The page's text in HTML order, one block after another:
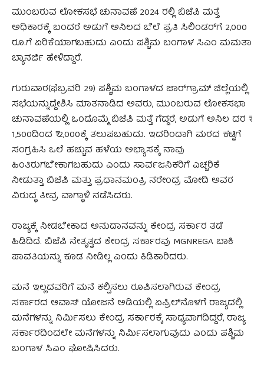
ಮುಂಬರುವ ಲೋಕಸಭೆ ಚುನಾವಣೆ 2024 ರಲ್ಲಿ ಬಿಜೆಪಿ ಮತ್ತೆ
ಅಧಿಕಾರಕ್ಕೆ ಬಂದರೆ ಅಡುಗೆ ಅನಿಲದ ಬೆಲೆ ಪ್ರತಿ ಸಿಲಿಂಡರ್‌ಗೆ 2,000
ರೂ.ಗೆ ಏರಿಕೆಯಾಗಬಹುದು ಎಂದು ಪಶ್ಚಿಮ ಬಂಗಾಳ ಸಿಎಂ ಮಮತಾ
ಬ್ಯಾನರ್ಜಿ ಹೇಳಿದ್ದಾರೆ.
ಗುರುವಾರ(ಫೆಬ್ರವರಿ 29) ಪಶ್ಚಿಮ ಬಂಗಾಳದ ಜಾರ್‌ಗ್ರಾಮ್ ಜಿಲ್ಲೆಯಲ್ಲಿ
ಸಭೆಯನ್ನುದ್ದೇಶಿಸಿ ಮಾತನಾಡಿದ ಅವರು, ಮುಂಬರುವ ಲೋಕಸಭಾ
ಚುನಾವಣೆಯಲ್ಲಿ ಒಂದೊಮ್ಮೆ ಬಿಜೆಪಿ ಮತ್ತೆ ಗೆದ್ದರೆ, ಅಡುಗೆ ಅನಿಲ ದರ ₹
1,500ದಿಂದ ₹ 2,000ಕ್ಕೆ ತಲುಪಬಹುದು. ಇದರಿಂದಾಗಿ ಮರದ ಕಟ್ಟಿಗೆ
ಸಂಗ್ರಹಿಸಿ ಒಲೆ ಹಚ್ಚುವ ಹಳೆಯ ಅಭ್ಯಾಸಕ್ಕೆ ನಾವು
ಹಿಂತಿರುಗಬೇಕಾಗಬಹುದು ಎಂದು ಸಾರ್ವಜನಿಕರಿಗೆ ಎಚ್ಚರಿಕೆ
ನೀಡುತ್ತಾ ಬಿಜೆಪಿ ಮತ್ತು ಪ್ರಧಾನಮಂತ್ರಿ ನರೇಂದ್ರ ಮೋದಿ ಅವರ
ವಿರುದ್ಧ ತೀವ್ರ ವಾಗ್ಧಾಳಿ ನಡೆಸಿದರು.
ರಾಜ್ಯಕ್ಕೆ ನೀಡಬೇಕಾದ ಅನುದಾನವನ್ನು ಕೇಂದ್ರ ಸರ್ಕಾರ ತಡೆ
ಹಿಡಿದಿದೆ. ಬಿಜೆಪಿ ನೇತೃತ್ವದ ಕೇಂದ್ರ ಸರ್ಕಾರವು MGNREGA ಬಾಕಿ
ಪಾವತಿಯನ್ನು ಕೂಡ ನೀಡಿಲ್ಲ ಎಂದು ಕಿಡಿಕಾರಿದರು.
ಮನೆ ಇಲ್ಲದವರಿಗೆ ಮನೆ ಕಲ್ಪಿಸಲು ರೂಪಿಸಲಾಗಿರುವ ಕೇಂದ್ರ
ಸರ್ಕಾರದ ಆವಾಸ್ ಯೋಜನೆ ಅಡಿಯಲ್ಲಿ ಏಪ್ರಿಲ್‌ನೊಳಗೆ ರಾಜ್ಯದಲ್ಲಿ
ಮನೆಗಳನ್ನು ನಿರ್ಮಿಸಲು ಕೇಂದ್ರ ಸರ್ಕಾರಕ್ಕೆ ಸಾಧ್ಯವಾಗದಿದ್ದರೆ, ರಾಜ್ಯ
ಸರ್ಕಾರದಿಂದಲೇ ಮನೆಗಳನ್ನು ನಿರ್ಮಿಸಲಾಗುವುದು ಎಂದು ಪಶ್ಚಿಮ
ಬಂಗಾಳ ಸಿಎಂ ಘೋಷಿಸಿದರು.